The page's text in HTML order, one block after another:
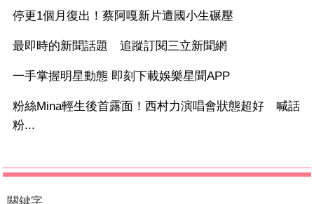
停更1個月復出！蔡阿嘎新片遭國小生碾壓
最即時的新聞話題 追蹤訂閱三立新聞網
一手掌握明星動態 即刻下載娛樂星聞APP
粉絲Mina輕生後首露面！西村力演唱會狀態超好 喊話
粉...